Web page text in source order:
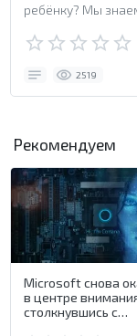
ребёнку? Мы
2519
Рекомендуем
Microsoft снова
в центре
столкнувшись с